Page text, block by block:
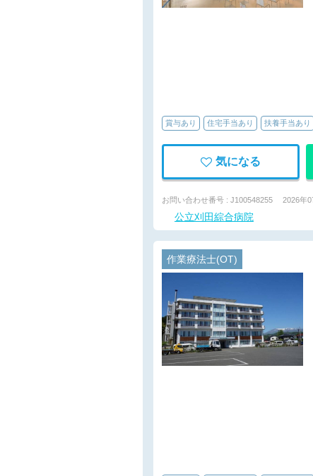
賞与あり 住宅手当あり 扶養手当あり
気になる
お問い合わせ番号 : J100548255 2026年
公立刈田綜合病院
作業療法士(OT)